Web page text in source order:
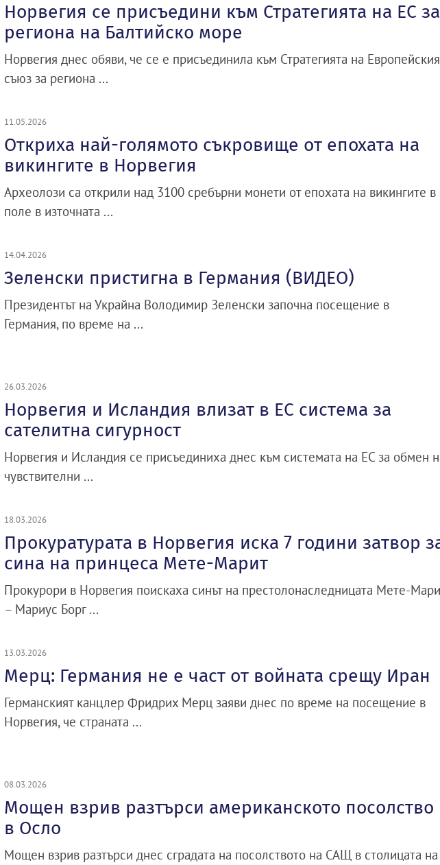
Норвегия се присъедини към Стратегията на ЕС за
региона на Балтийско море
Норвегия днес обяви, че се е присъединила към Стратегията на Европейския
съюз за региона ...
11.05.2026
Откриха най-голямото съкровище от епохата на
викингите в Норвегия
Археолози са открили над 3100 сребърни монети от епохата на викингите в
поле в източната ...
14.04.2026
Зеленски пристигна в Германия (ВИДЕО)
Президентът на Украйна Володимир Зеленски започна посещение в
Германия, по време на ...
26.03.2026
Норвегия и Исландия влизат в ЕС система за
сателитна сигурност
Норвегия и Исландия се присъединиха днес към системата на ЕС за обмен
чувствителни ...
18.03.2026
Прокуратурата в Норвегия иска 7 години затвор
сина на принцеса Мете-Марит
Прокурори в Норвегия поискаха синът на престолонаследницата Мете-
– Мариус Борг ...
13.03.2026
Мерц: Германия не е част от войната срещу Иран
Германският канцлер Фридрих Мерц заяви днес по време на посещение в
Норвегия, че страната ...
08.03.2026
Мощен взрив разтърси американското посолство
в Осло
Мощен взрив разтърси днес сградата на посолството на САЩ в столицата на